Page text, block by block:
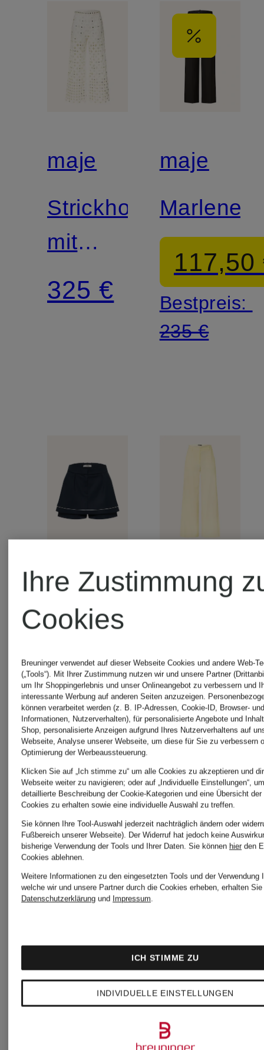
maje
Strickhose
mit
Nieten
325 €
maje
117,50
Bestpreis:
235 €
maje
195 €
maje
235 €
Bermuda
maje
aus
Ihre Zustimmung
Cookies
Breuninger verwendet auf dieser Webseite Cookies und andere Web-
(„Tools“). Mit Ihrer Zustimmung nutzen wir und unsere Partner
um Ihr Shoppingerlebnis und unser Onlineangebot zu verbessern und
interessante Werbung auf anderen Seiten anzuzeigen.
können verarbeitet werden (z. B. IP-Adressen, Cookie-ID, Browser-
Informationen, Nutzerverhalten), für personalisierte Angebote und
Shop, personalisierte Anzeigen aufgrund Ihres Nutzerverhaltens auf
Webseite, Analyse unserer Webseite, um diese für Sie zu verbessern
Optimierung der Werbeaussteuerung.
Klicken Sie auf „Ich stimme zu“ um alle Cookies zu akzeptieren und
Webseite weiter zu navigieren; oder auf „Individuelle Einstellungen“,
detaillierte Beschreibung der Cookie-Kategorien und eine Übersicht
Cookies zu erhalten sowie eine individuelle Auswahl zu treffen.
Sie können Ihre Tool-Auswahl jederzeit nachträglich ändern oder
Fußbereich unserer Webseite). Der Widerruf hat jedoch keine
bisherige Verwendung der Tools und Ihrer Daten. Sie können hier den
Cookies ablehnen.
Weitere Informationen zu den eingesetzten Tools und der Verwendung
welche wir und unsere Partner durch die Cookies erheben, erhalten
Datenschutzerklärung und Impressum.
INDIVIDUELLE EINSTELLUNGEN
ICH STIMME ZU